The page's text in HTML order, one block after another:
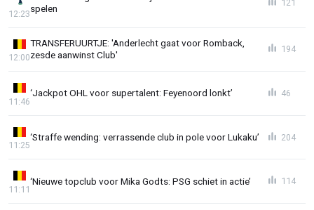
spelen
12:23
121
TRANSFERUURTJE: 'Anderlecht gaat voor Romback,
zesde aanwinst Club'
12:00
194
‘Jackpot OHL voor supertalent: Feyenoord lonkt’
11:46
46
‘Straffe wending: verrassende club in pole voor Lukaku’
11:25
204
‘Nieuwe topclub voor Mika Godts: PSG schiet in actie’
11:11
114